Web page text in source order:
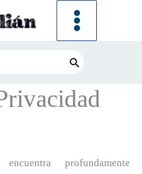
profundamente